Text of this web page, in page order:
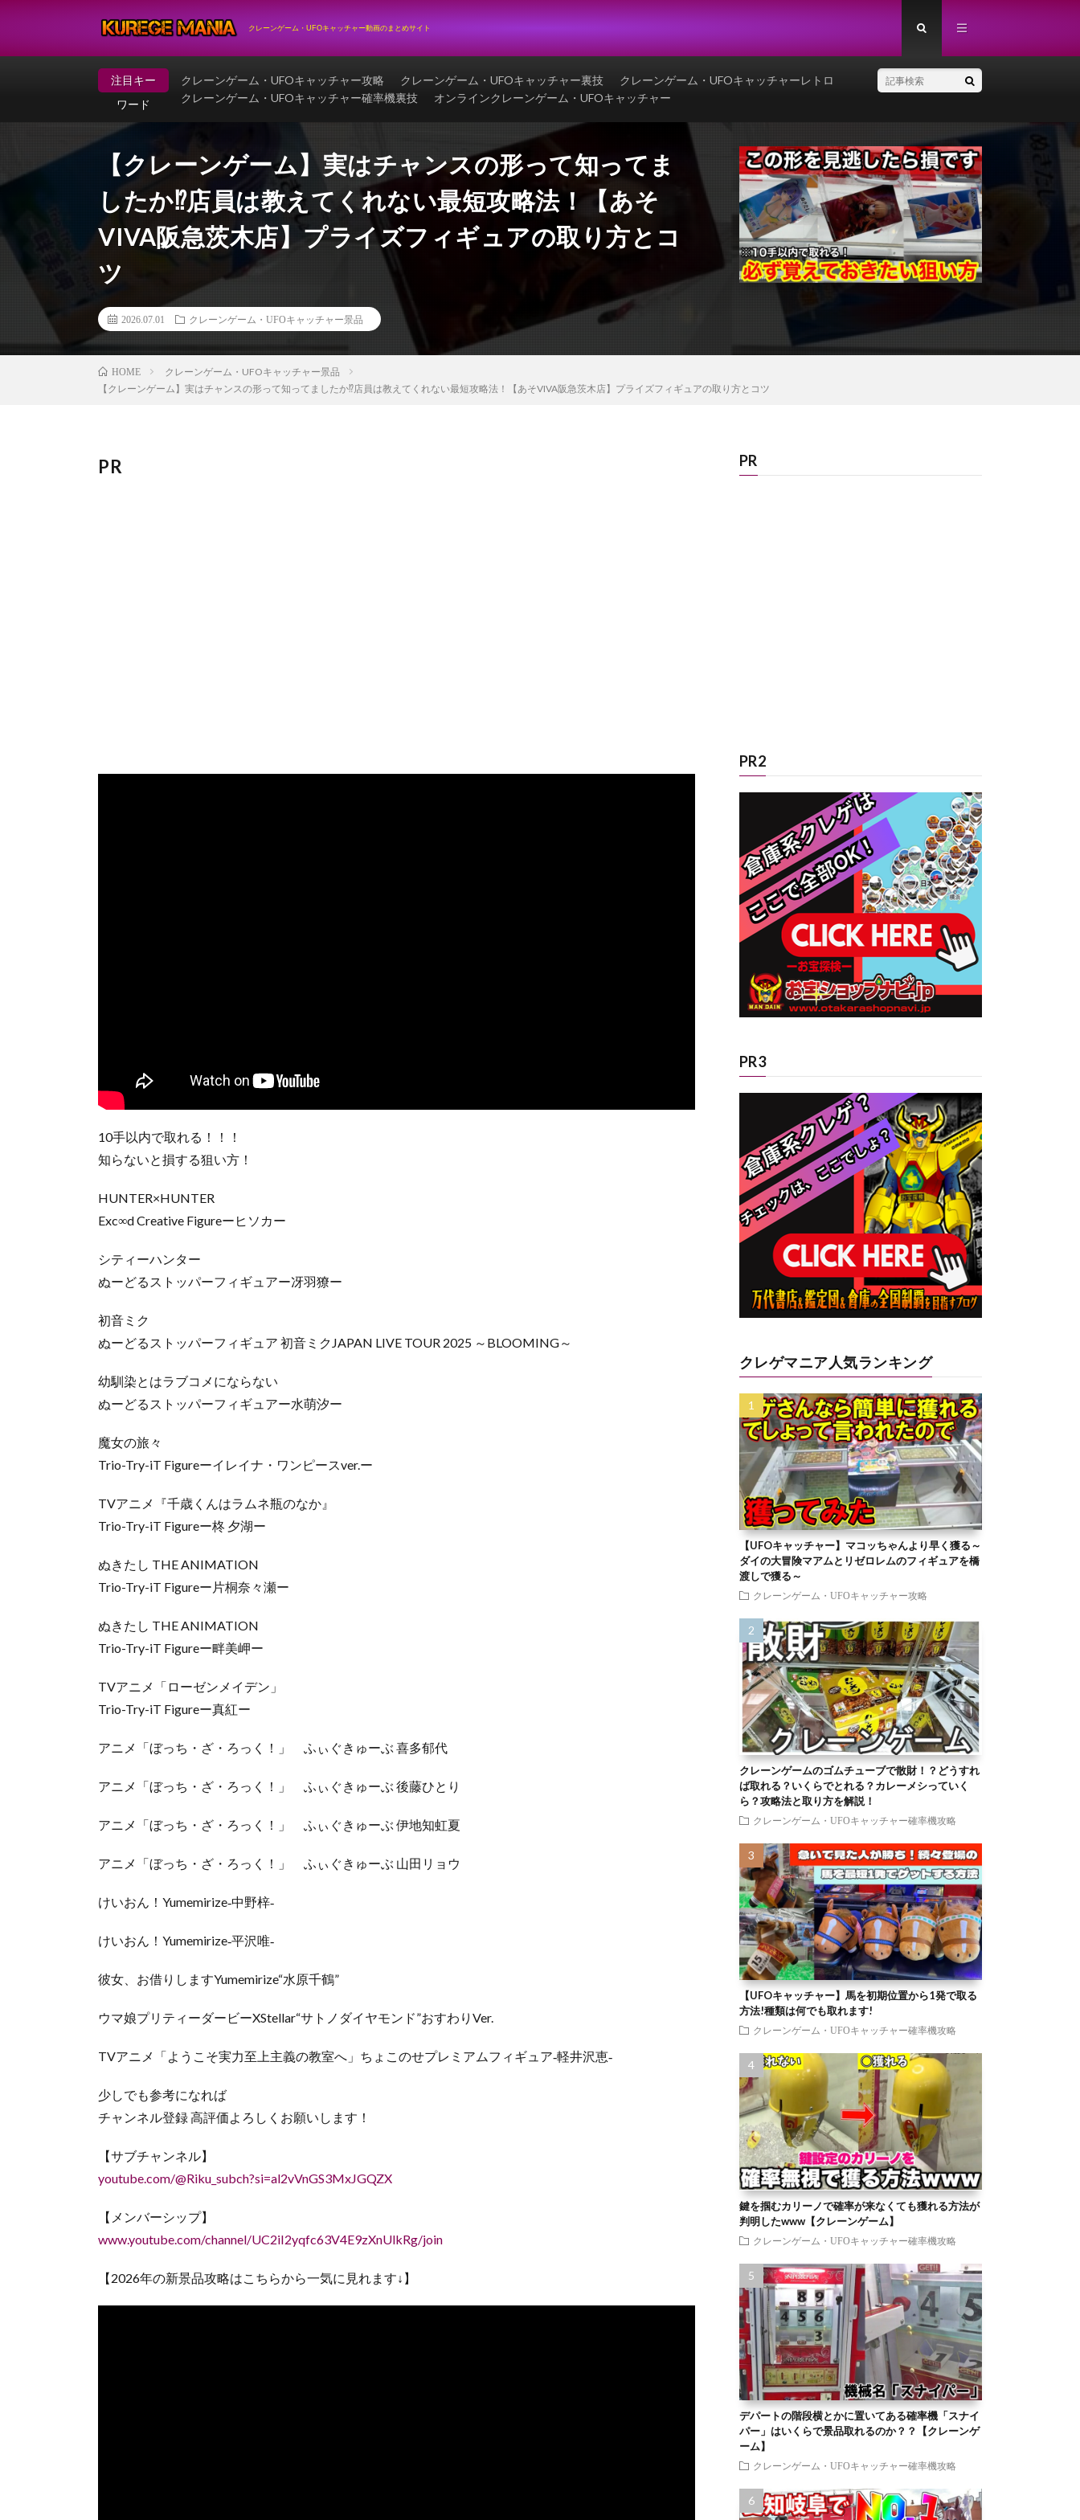
クレーンゲーム・UFOキャッチャー動画のまとめサイト
注目キー
ワード
クレーンゲーム・UFOキャッチャー攻略 クレーンゲーム・UFOキャッチャー裏技
クレーンゲーム・UFOキャッチャーレトロ
クレーンゲーム・UFOキャッチャー確率機裏技
オンラインクレーンゲーム・UFOキャッチャー
【クレーンゲーム】実はチャンスの形って知ってま
したか⁉︎店員は教えてくれない最短攻略法！【あそ
VIVA阪急茨木店】プライズフィギュアの取り方とコ
ツ
2026.07.01 クレーンゲーム・UFOキャッチャー景品
HOME
クレーンゲーム・UFOキャッチャー景品
【クレーンゲーム】実はチャンスの形って知ってましたか⁉︎店員は教えてくれない最短攻略法！【あそVIVA阪急茨木店】プライズフィギュアの取り方とコツ
PR
10手以内で取れる！！！
知らないと損する狙い方！
HUNTER×HUNTER
Exc∞d Creative Figureーヒソカー
シティーハンター
ぬーどるストッパーフィギュアー冴羽獠ー
初音ミク
ぬーどるストッパーフィギュア 初音ミクJAPAN LIVE TOUR 2025 ～BLOOMING～
幼馴染とはラブコメにならない
ぬーどるストッパーフィギュアー水萌汐ー
魔女の旅々
Trio-Try-iT Figureーイレイナ・ワンピースver.ー
TVアニメ『千歳くんはラムネ瓶のなか』
Trio-Try-iT Figureー柊 夕湖ー
ぬきたし THE ANIMATION
Trio-Try-iT Figureー片桐奈々瀬ー
ぬきたし THE ANIMATION
Trio-Try-iT Figureー畔美岬ー
TVアニメ「ローゼンメイデン」
Trio-Try-iT Figureー真紅ー
アニメ「ぼっち・ざ・ろっく！」 ふぃぐきゅーぶ 喜多郁代
アニメ「ぼっち・ざ・ろっく！」 ふぃぐきゅーぶ 後藤ひとり
アニメ「ぼっち・ざ・ろっく！」 ふぃぐきゅーぶ 伊地知虹夏
アニメ「ぼっち・ざ・ろっく！」 ふぃぐきゅーぶ 山田リョウ
けいおん！Yumemirize‐中野梓‐
けいおん！Yumemirize‐平沢唯‐
彼女、お借りしますYumemirize“水原千鶴”
ウマ娘プリティーダービーXStellar“サトノダイヤモンド”おすわりVer.
TVアニメ「ようこそ実力至上主義の教室へ」ちょこのせプレミアムフィギュア‐軽井沢恵‐
少しでも参考になれば
チャンネル登録 高評価よろしくお願いします！
【サブチャンネル】
youtube.com/@Riku_subch?si=al2vVnGS3MxJGQZX
【メンバーシップ】
www.youtube.com/channel/UC2iI2yqfc63V4E9zXnUlkRg/join
【2026年の新景品攻略はこちらから一気に見れます↓】
PR
PR2
PR3
クレゲマニア人気ランキング
【UFOキャッチャー】マコッちゃんより早く獲る～
ダイの大冒険マアムとリゼロレムのフィギュアを橋
渡しで獲る～
クレーンゲーム・UFOキャッチャー攻略
クレーンゲームのゴムチューブで散財！？どうすれ
ば取れる？いくらでとれる？カレーメシっていく
ら？攻略法と取り方を解説！
クレーンゲーム・UFOキャッチャー確率機攻略
【UFOキャッチャー】馬を初期位置から1発で取る
方法!種類は何でも取れます!
クレーンゲーム・UFOキャッチャー確率機攻略
鍵を掴むカリーノで確率が来なくても獲れる方法が
判明したwww【クレーンゲーム】
クレーンゲーム・UFOキャッチャー確率機攻略
デパートの階段横とかに置いてある確率機「スナイ
パー」はいくらで景品取れるのか？？【クレーンゲ
ーム】
クレーンゲーム・UFOキャッチャー確率機攻略